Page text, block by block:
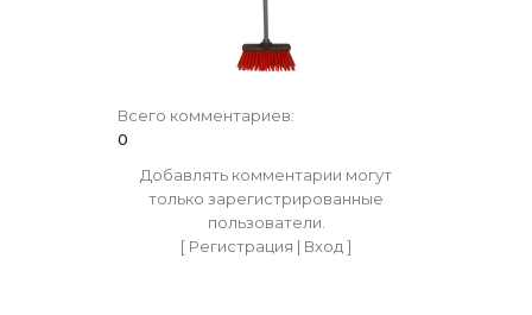
Всего комментариев:
0
Добавлять комментарии могут
только зарегистрированные
пользователи.
[ Регистрация | Вход]